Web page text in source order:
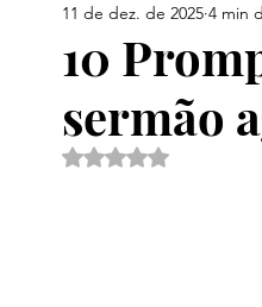
Inteligência Artificial
10
sermão
11 de dez. de 2025 4 min
Avaliado com NaN